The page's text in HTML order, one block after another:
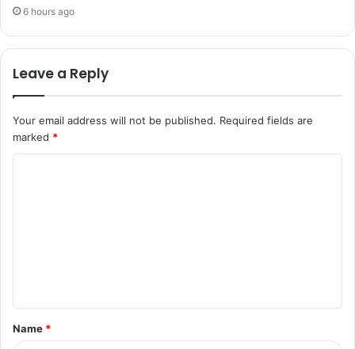
6 hours ago
Leave a Reply
Your email address will not be published. Required fields are
marked *
Name *